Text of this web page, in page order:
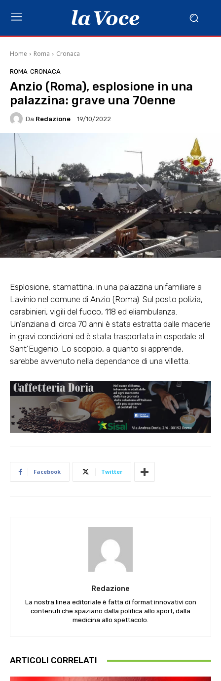
Home Roma Cronaca
ROMA CRONACA
Anzio (Roma), esplosione in una
palazzina: grave una 70enne
Da Redazione 19/10/2022
Esplosione, stamattina, in una palazzina unifamiliare a
Lavinio nel comune di Anzio (Roma). Sul posto polizia,
carabinieri, vigili del fuoco, 118 ed eliambulanza.
Un’anziana di circa 70 anni è stata estratta dalle macerie
in gravi condizioni ed è stata trasportata in ospedale al
Sant’Eugenio. Lo scoppio, a quanto si apprende,
sarebbe avvenuto nella dependance di una villetta.
Facebook Twitter
Redazione
La nostra linea editoriale è fatta di format innovativi con
contenuti che spaziano dalla politica allo sport, dalla
medicina allo spettacolo.
ARTICOLI CORRELATI